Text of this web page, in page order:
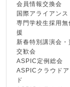
会員情報交換会
国際アライアンス
専門学校生採用無
援
新春特別講演会・
交歓会
ASPIC定例総会
ASPICクラウド
ド